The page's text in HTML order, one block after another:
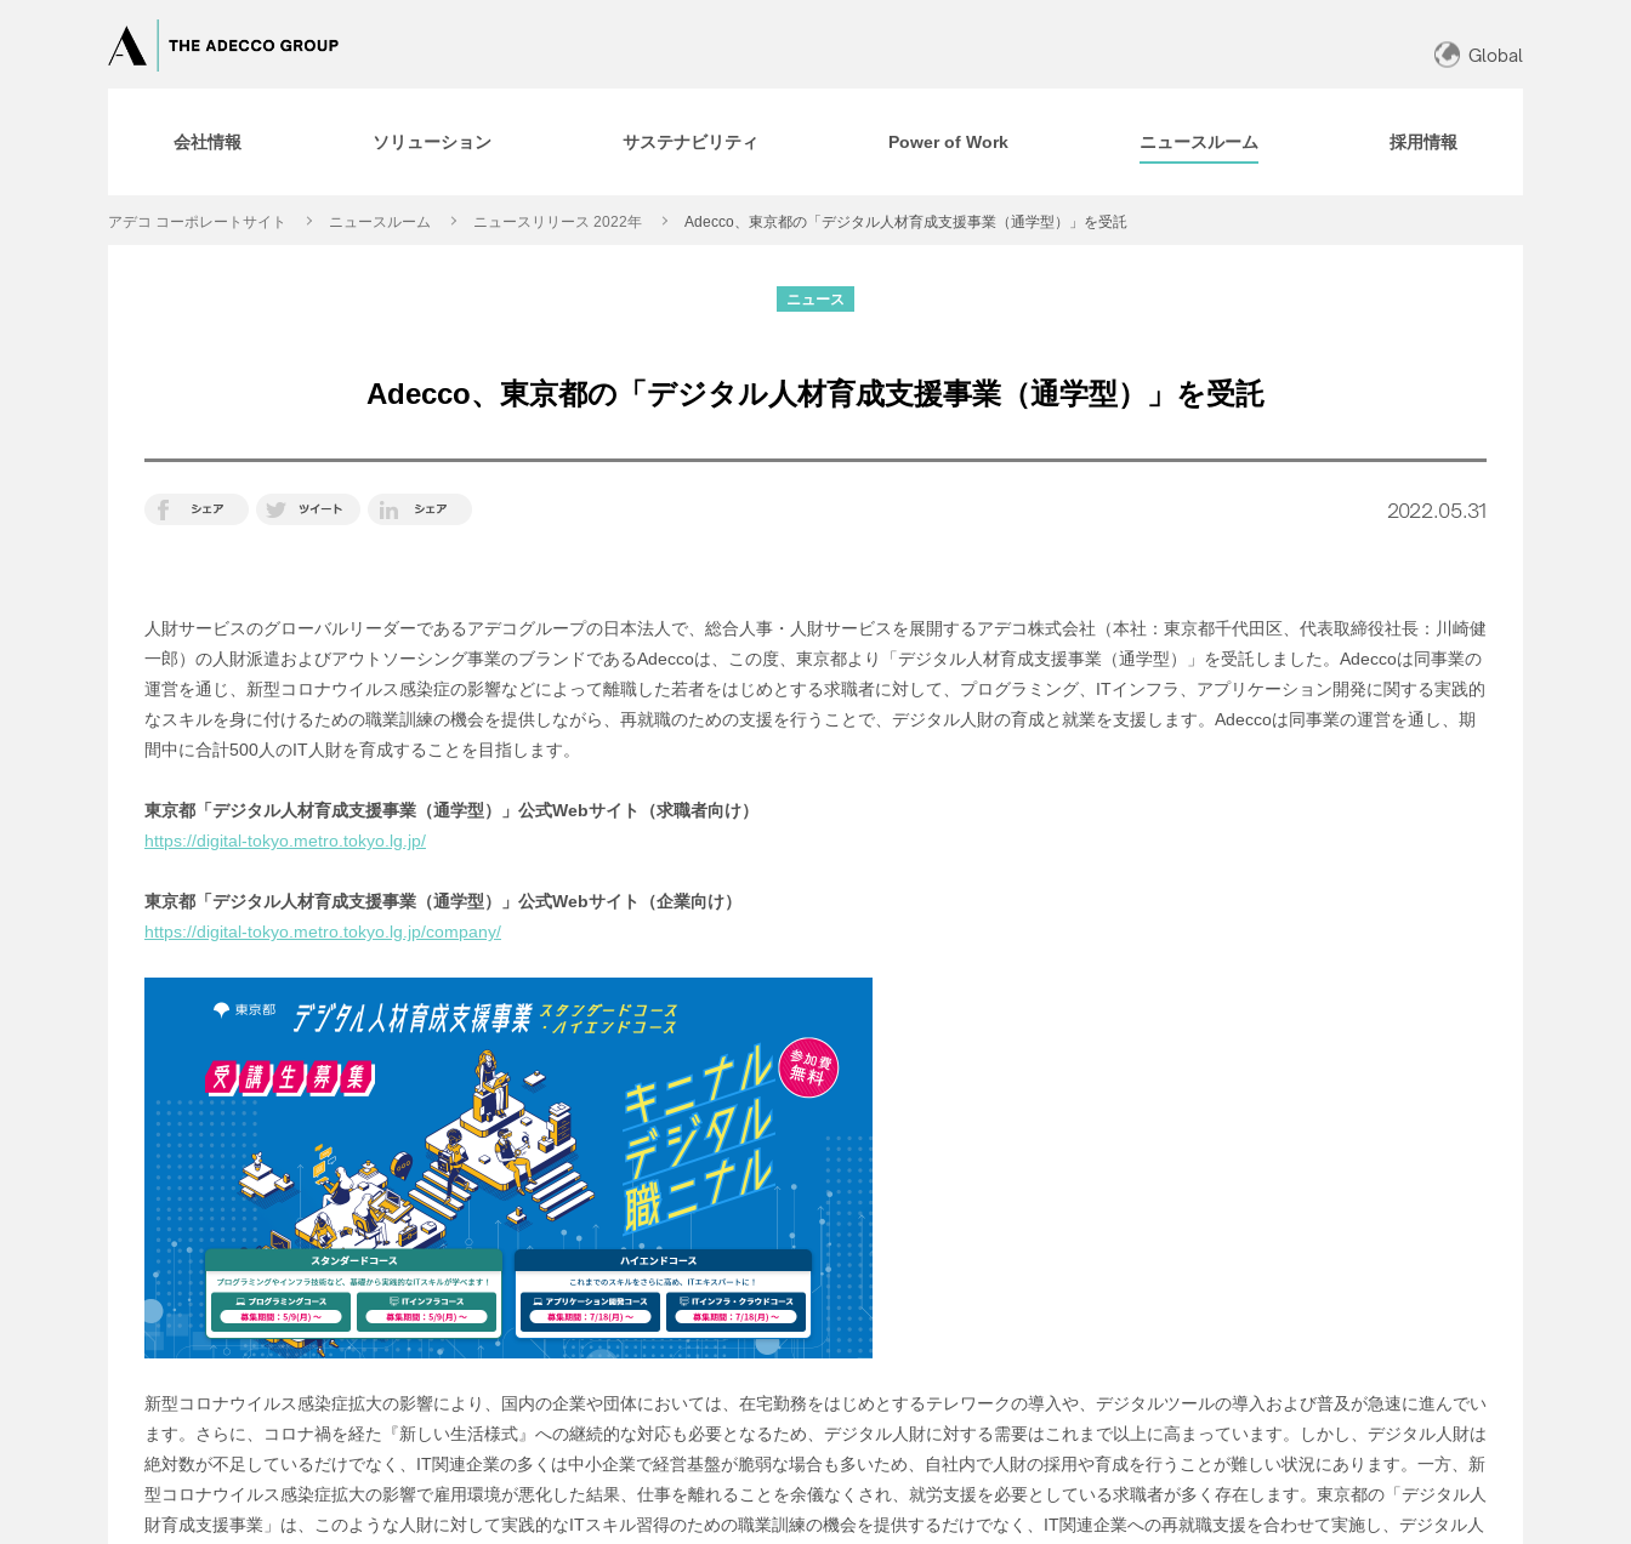
Global
会社情報 ソリューション サステナビリティ Power of Work ニュースルーム 採用情報
アデコ コーポレートサイト ニュースルーム ニュースリリース 2022年 Adecco、東京都の「デジタル人材育成支援事業（通学型）」を受託
ニュース
Adecco、東京都の「デジタル人材育成支援事業（通学型）」を受託
2022.05.31
人財サービスのグローバルリーダーであるアデコグループの日本法人で、総合人事・人財サービスを展開するアデコ株式会社（本社：東京都千代田区、代表取締役社長：川崎健
一郎）の人財派遣およびアウトソーシング事業のブランドであるAdeccoは、この度、東京都より「デジタル人材育成支援事業（通学型）」を受託しました。Adeccoは同事業の
運営を通じ、新型コロナウイルス感染症の影響などによって離職した若者をはじめとする求職者に対して、プログラミング、ITインフラ、アプリケーション開発に関する実践的
なスキルを身に付けるための職業訓練の機会を提供しながら、再就職のための支援を行うことで、デジタル人財の育成と就業を支援します。Adeccoは同事業の運営を通し、期
間中に合計500人のIT人財を育成することを目指します。
東京都「デジタル人材育成支援事業（通学型）」公式Webサイト（求職者向け）
https://digital-tokyo.metro.tokyo.lg.jp/
東京都「デジタル人材育成支援事業（通学型）」公式Webサイト（企業向け）
https://digital-tokyo.metro.tokyo.lg.jp/company/
新型コロナウイルス感染症拡大の影響により、国内の企業や団体においては、在宅勤務をはじめとするテレワークの導入や、デジタルツールの導入および普及が急速に進んでい
ます。さらに、コロナ禍を経た『新しい生活様式』への継続的な対応も必要となるため、デジタル人財に対する需要はこれまで以上に高まっています。しかし、デジタル人財は
絶対数が不足しているだけでなく、IT関連企業の多くは中小企業で経営基盤が脆弱な場合も多いため、自社内で人財の採用や育成を行うことが難しい状況にあります。一方、新
型コロナウイルス感染症拡大の影響で雇用環境が悪化した結果、仕事を離れることを余儀なくされ、就労支援を必要としている求職者が多く存在します。東京都の「デジタル人
財育成支援事業」は、このような人財に対して実践的なITスキル習得のための職業訓練の機会を提供するだけでなく、IT関連企業への再就職支援を合わせて実施し、デジタル人